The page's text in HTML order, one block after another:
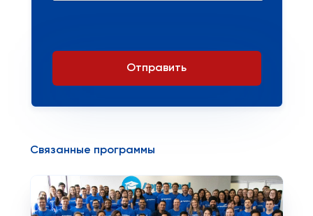
Отправить
Связанные программы